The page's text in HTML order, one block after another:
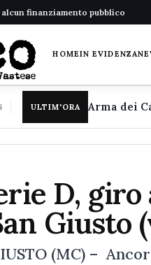
finanziamento pubblico
HOMEIN EVIDENZA
ULTIM'ORA
D, giro
Giusto
(MC) –